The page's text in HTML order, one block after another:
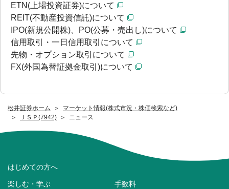
松井証券ホーム
マーケット情報(株式市況・株価検索など)
ＪＳＰ(7942)
ニュース
ETN(上場投資証券)について
REIT(不動産投資信託)について
IPO(新規公開株)、PO(公募・売出し)について
信用取引・一日信用取引について
先物・オプション取引について
FX(外国為替証拠金取引)について
はじめての方へ
楽しむ・学ぶ 手数料